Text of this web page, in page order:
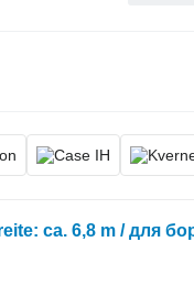
ca. 6,8 m / для